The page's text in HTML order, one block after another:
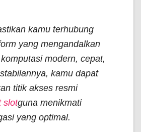
kamu terhubung
yang mengandalkan
modern, cepat,
kamu dapat
titik akses resmi
slotguna menikmati
yang optimal.